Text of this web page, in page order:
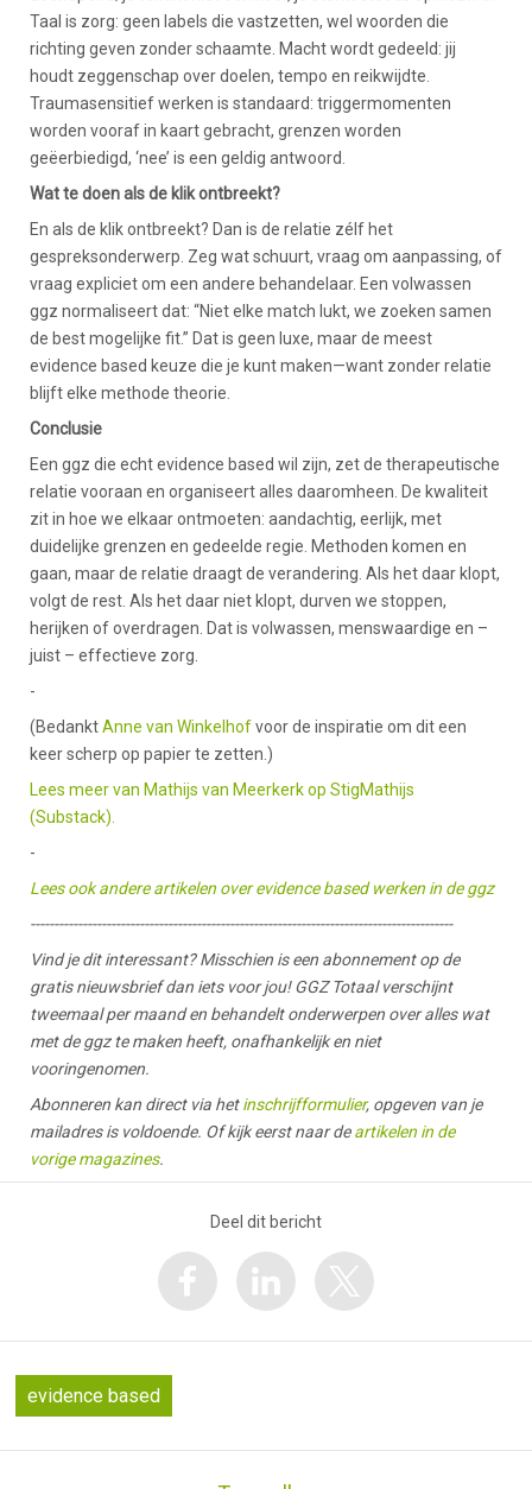
Taal is zorg: geen labels die vastzetten, wel woorden die
richting geven zonder schaamte. Macht wordt gedeeld: jij
houdt zeggenschap over doelen, tempo en reikwijdte.
Traumasensitief werken is standaard: triggermomenten
worden vooraf in kaart gebracht, grenzen worden
geëerbiedigd, ‘nee’ is een geldig antwoord.
Wat te doen als de klik ontbreekt?
En als de klik ontbreekt? Dan is de relatie zélf het
gespreksonderwerp. Zeg wat schuurt, vraag om aanpassing, of
vraag expliciet om een andere behandelaar. Een volwassen
ggz normaliseert dat: “Niet elke match lukt, we zoeken samen
de best mogelijke fit.” Dat is geen luxe, maar de meest
evidence based keuze die je kunt maken—want zonder relatie
blijft elke methode theorie.
Conclusie
Een ggz die echt evidence based wil zijn, zet de therapeutische
relatie vooraan en organiseert alles daaromheen. De kwaliteit
zit in hoe we elkaar ontmoeten: aandachtig, eerlijk, met
duidelijke grenzen en gedeelde regie. Methoden komen en
gaan, maar de relatie draagt de verandering. Als het daar klopt,
volgt de rest. Als het daar niet klopt, durven we stoppen,
herijken of overdragen. Dat is volwassen, menswaardige en –
juist – effectieve zorg.
-
(BedanktAnne van Winkelhofvoor de inspiratie om dit een
keer scherp op papier te zetten.)
Lees meer van Mathijs van Meerkerk op StigMathijs
(Substack).
-
Lees ook andere artikelen over evidence based werken in de ggz
-----------------------------------------------------------------------------------------
Vind je dit interessant? Misschien is een abonnement op de
gratis nieuwsbrief dan iets voor jou! GGZ Totaal verschijnt
tweemaal per maand en behandelt onderwerpen over alles wat
met de ggz te maken heeft, onafhankelijk en niet
vooringenomen.
Abonneren kan direct via hetinschrijfformulier, opgeven van je
mailadres is voldoende. Of kijk eerst naar deartikelen in de
vorige magazines.
Deel dit bericht
evidence based